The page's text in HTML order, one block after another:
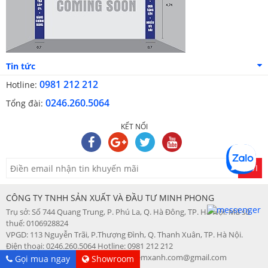
Tin tức
Hotline: 0981 212 212
Tổng đài: 0246.260.5064
KẾT NỐI
GỬI
CÔNG TY TNHH SẢN XUẤT VÀ ĐẦU TƯ MINH PHONG
Trụ sở: Số 744 Quang Trung, P. Phú La, Q. Hà Đông, TP. Hà Nội. Mã số
thuế: 0106928824
VPGD: 113 Nguyễn Trãi, P.Thượng Đình, Q. Thanh Xuân, TP. Hà Nội.
Điện thoại: 0246.260.5064 Hotline: 0981 212 212
Web: changagoidemdep.vn - Email: demxanh.com@gmail.com
Gọi mua ngay Showroom